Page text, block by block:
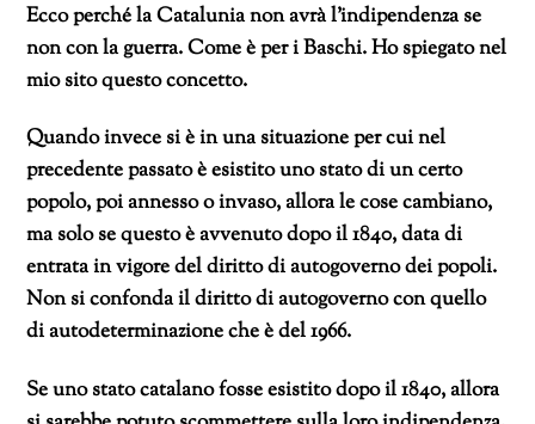
Ecco perché la Catalunia non avrà l’indipendenza se
non con la guerra. Come è per i Baschi. Ho spiegato nel
mio sito questo concetto.
Quando invece si è in una situazione per cui nel
precedente passato è esistito uno stato di un certo
popolo, poi annesso o invaso, allora le cose cambiano,
ma solo se questo è avvenuto dopo il 1840, data di
entrata in vigore del diritto di autogoverno dei popoli.
Non si confonda il diritto di autogoverno con quello
di autodeterminazione che è del 1966.
Se uno stato catalano fosse esistito dopo il 1840, allora